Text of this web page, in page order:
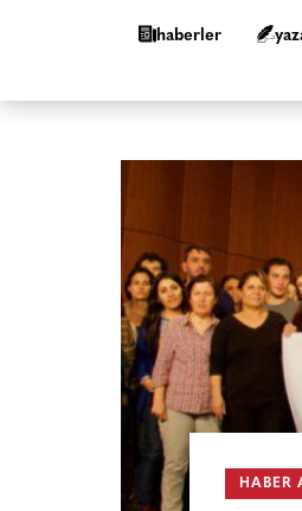
haberler
HABER